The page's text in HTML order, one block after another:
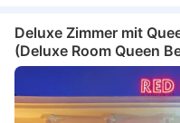
Deluxe Zimmer mit
(Deluxe Room Queen